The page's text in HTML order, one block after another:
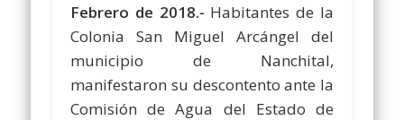
Febrero de 2018.- Habitantes de la
Colonia San Miguel Arcángel del
municipio de Nanchital,
manifestaron su descontento ante la
Comisión de Agua del Estado de